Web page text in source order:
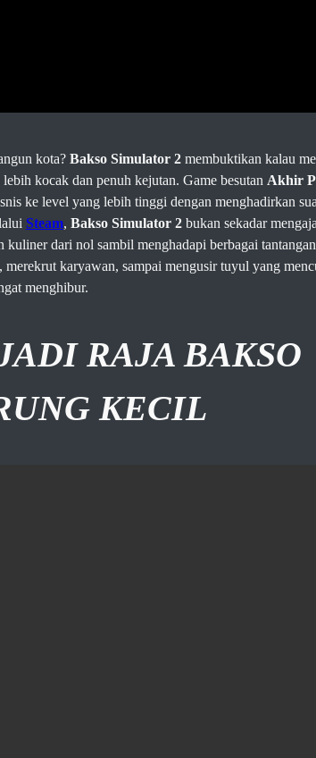
kota? Bakso Simulator 2 membuktikan kalau
kocak dan penuh kejutan. Game besutan Akhir
ke level yang lebih tinggi dengan menghadirkan
Steam, Bakso Simulator 2 bukan sekadar
kuliner dari nol sambil menghadapi berbagai
karyawan, sampai mengusir tuyul yang
menghibur.
RAJA BAKSO
KECIL